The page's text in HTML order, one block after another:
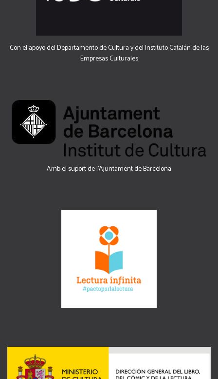
Con el apoyo del Departamento de Cultura y del Instituto Catalán de las
Empresas Culturales
Amb el suport de l’Ajuntament de Barcelona